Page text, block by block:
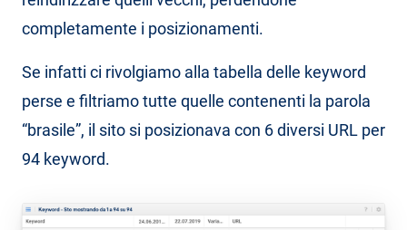
completamente i posizionamenti.
Se infatti ci rivolgiamo alla tabella delle keyword
perse e filtriamo tutte quelle contenenti la parola
“brasile”, il sito si posizionava con 6 diversi URL per
94 keyword.